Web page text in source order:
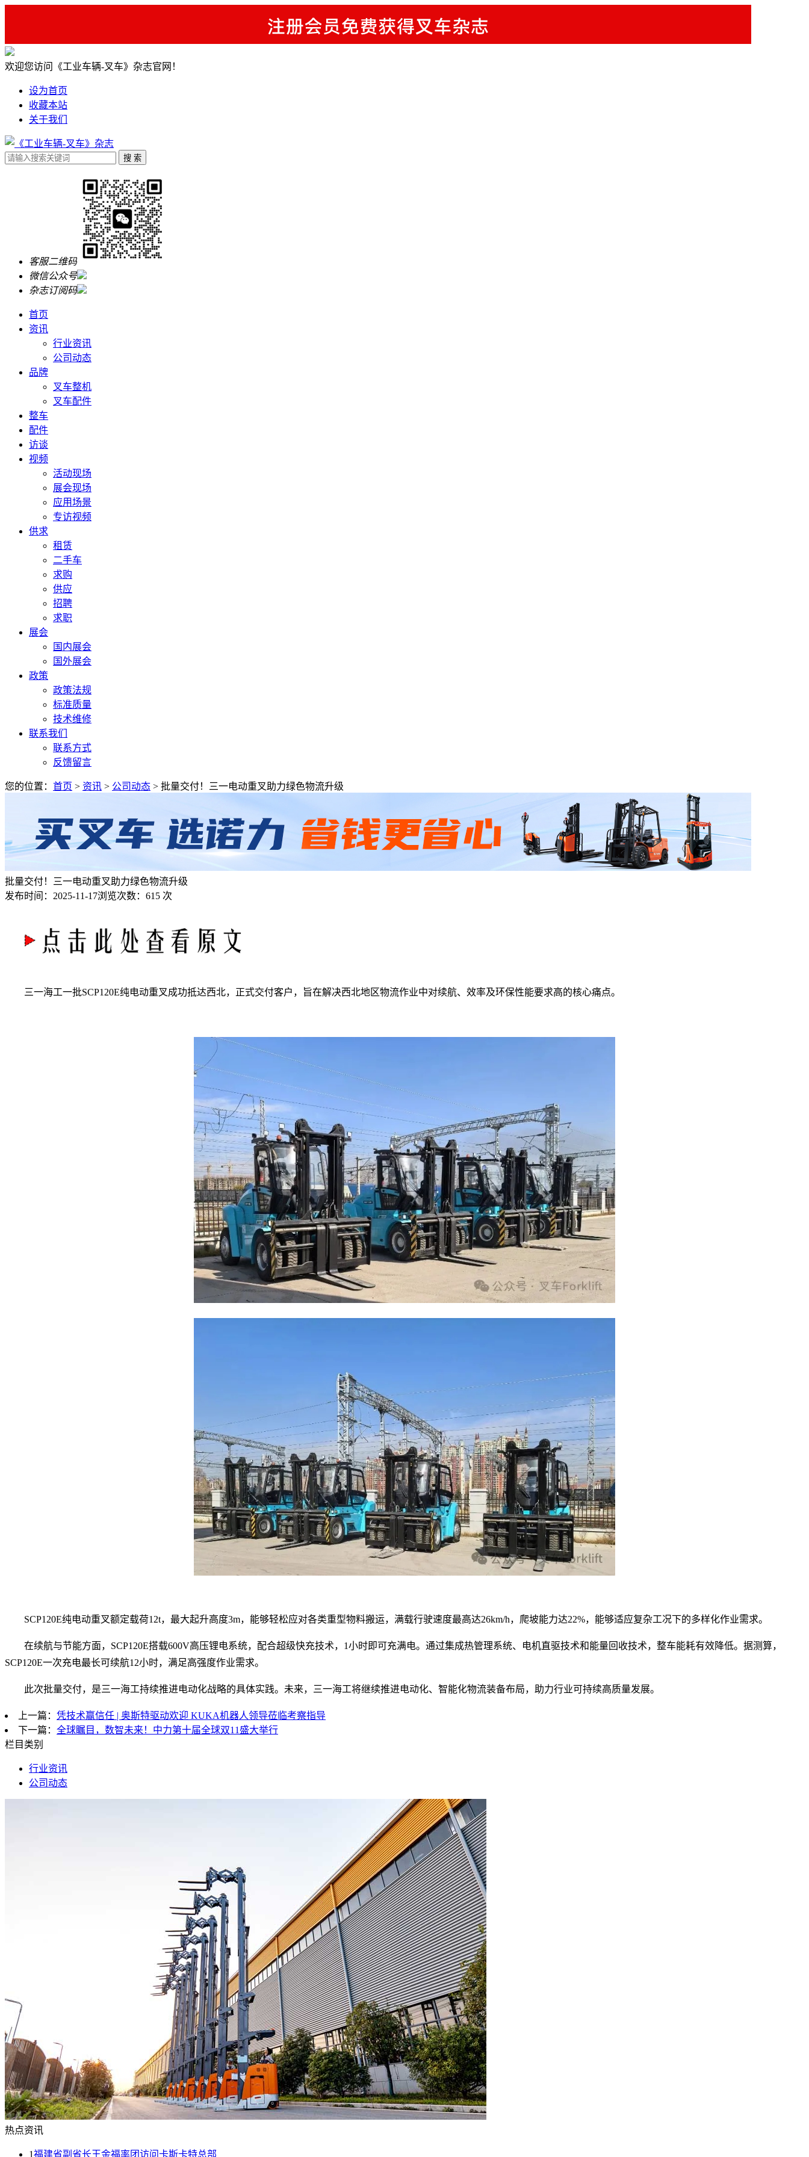
欢迎您访问《工业车辆-叉车》杂志官网！
设为首页
收藏本站
关于我们
客服二维码
微信公众号
杂志订阅码
首页
资讯
行业资讯
公司动态
品牌
叉车整机
叉车配件
整车
配件
访谈
视频
活动现场
展会现场
应用场景
专访视频
供求
租赁
二手车
求购
供应
招聘
求职
展会
国内展会
国外展会
政策
政策法规
标准质量
技术维修
联系我们
联系方式
反馈留言
您的位置： 首页 > 资讯 > 公司动态 > 批量交付！三一电动重叉助力绿色物流升级
批量交付！三一电动重叉助力绿色物流升级
发布时间： 2025-11-17浏览次数： 615 次
三一海工一批SCP120E纯电动重叉成功抵达西北，正式交付客户，旨在解决西北地区物流作业中对续航、效率及环保性能要求高的核心痛点。
SCP120E纯电动重叉额定载荷12t，最大起升高度3m，能够轻松应对各类重型物料搬运，满载行驶速度最高达26km/h，爬坡能力达22%，能够适应复杂工况下的多样化作业需求。
在续航与节能方面，SCP120E搭载600V高压锂电系统，配合超级快充技术，1小时即可充满电。通过集成热管理系统、电机直驱技术和能量回收技术，整车能耗有效降低。据测算，
SCP120E一次充电最长可续航12小时，满足高强度作业需求。
此次批量交付，是三一海工持续推进电动化战略的具体实践。未来，三一海工将继续推进电动化、智能化物流装备布局，助力行业可持续高质量发展。
上一篇： 凭技术赢信任 | 奥斯特驱动欢迎 KUKA机器人领导莅临考察指导
下一篇： 全球瞩目，数智未来！中力第十届全球双11盛大举行
栏目类别
行业资讯
公司动态
热点资讯
1福建省副省长王金福率团访问卡斯卡特总部